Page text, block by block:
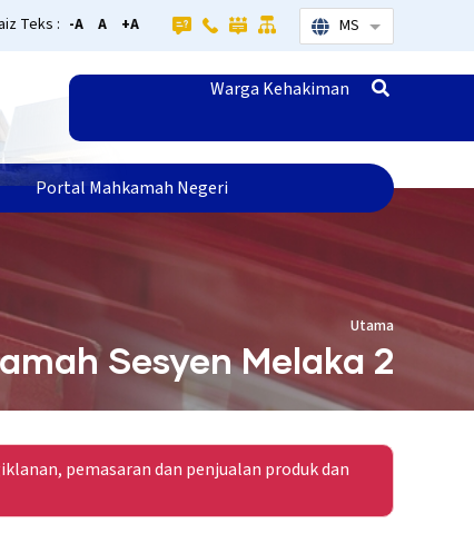
Teks : -A A +A MS Senarai
Warga Kehakiman
Portal Mahkamah Negeri
Sesyen Melaka 2
Utama
pemasaran dan penjualan produk dan